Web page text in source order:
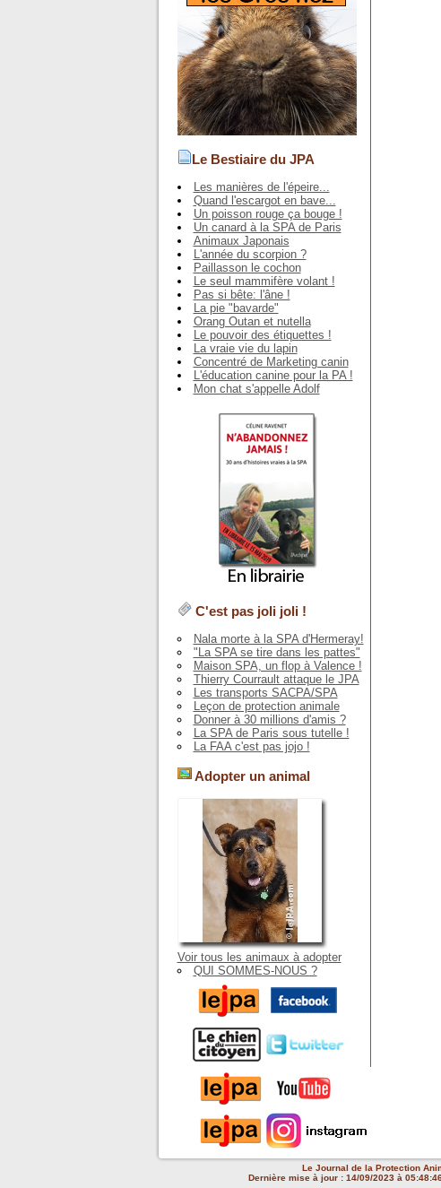
Le Bestiaire du JPA
Les manières de l'épeire...
Quand l'escargot en bave...
Un poisson rouge ça bouge !
Un canard à la SPA de Paris
Animaux Japonais
L'année du scorpion ?
Paillasson le cochon
Le seul mammifère volant !
Pas si bête: l'âne !
La pie "bavarde"
Orang Outan et nutella
Le pouvoir des étiquettes !
La vraie vie du lapin
Concentré de Marketing canin
L'éducation canine pour la PA !
Mon chat s'appelle Adolf
C'est pas joli joli !
Nala morte à la SPA d'Hermeray!
"La SPA se tire dans les pattes"
Maison SPA, un flop à Valence !
Thierry Courrault attaque le JPA
Les transports SACPA/SPA
Leçon de protection animale
Donner à 30 millions d'amis ?
La SPA de Paris sous tutelle !
La FAA c'est pas jojo !
Adopter un animal
Voir tous les animaux à adopter
QUI SOMMES-NOUS ?
Le Journal de la Protection
Dernière mise à jour : 14/09/2023 à